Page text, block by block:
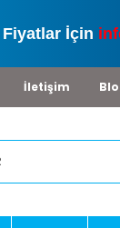
Fiyatlar İçin
İletişim